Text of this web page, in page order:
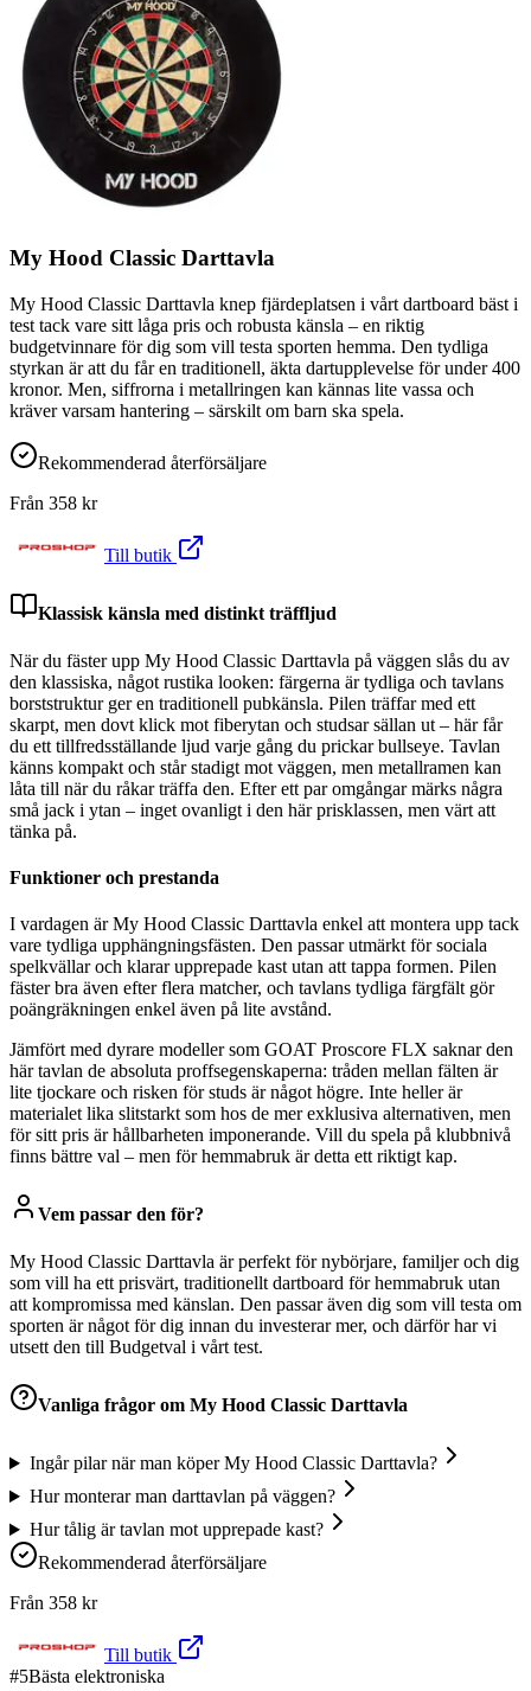
My Hood Classic Darttavla
My Hood Classic Darttavla knep fjärdeplatsen i vårt dartboard bäst i
test tack vare sitt låga pris och robusta känsla – en riktig
budgetvinnare för dig som vill testa sporten hemma. Den tydliga
styrkan är att du får en traditionell, äkta dartupplevelse för under 400
kronor. Men, siffrorna i metallringen kan kännas lite vassa och
kräver varsam hantering – särskilt om barn ska spela.
Rekommenderad återförsäljare
Från 358 kr
Till butik
Klassisk känsla med distinkt träffljud
När du fäster upp My Hood Classic Darttavla på väggen slås du av
den klassiska, något rustika looken: färgerna är tydliga och tavlans
borststruktur ger en traditionell pubkänsla. Pilen träffar med ett
skarpt, men dovt klick mot fiberytan och studsar sällan ut – här får
du ett tillfredsställande ljud varje gång du prickar bullseye. Tavlan
känns kompakt och står stadigt mot väggen, men metallramen kan
låta till när du råkar träffa den. Efter ett par omgångar märks några
små jack i ytan – inget ovanligt i den här prisklassen, men värt att
tänka på.
Funktioner och prestanda
I vardagen är My Hood Classic Darttavla enkel att montera upp tack
vare tydliga upphängningsfästen. Den passar utmärkt för sociala
spelkvällar och klarar upprepade kast utan att tappa formen. Pilen
fäster bra även efter flera matcher, och tavlans tydliga färgfält gör
poängräkningen enkel även på lite avstånd.
Jämfört med dyrare modeller som GOAT Proscore FLX saknar den
här tavlan de absoluta proffsegenskaperna: tråden mellan fälten är
lite tjockare och risken för studs är något högre. Inte heller är
materialet lika slitstarkt som hos de mer exklusiva alternativen, men
för sitt pris är hållbarheten imponerande. Vill du spela på klubbnivå
finns bättre val – men för hemmabruk är detta ett riktigt kap.
Vem passar den för?
My Hood Classic Darttavla är perfekt för nybörjare, familjer och dig
som vill ha ett prisvärt, traditionellt dartboard för hemmabruk utan
att kompromissa med känslan. Den passar även dig som vill testa om
sporten är något för dig innan du investerar mer, och därför har vi
utsett den till Budgetval i vårt test.
Vanliga frågor om My Hood Classic Darttavla
Ingår pilar när man köper My Hood Classic Darttavla?
Hur monterar man darttavlan på väggen?
Hur tålig är tavlan mot upprepade kast?
Rekommenderad återförsäljare
Från 358 kr
Till butik
#5Bästa elektroniska